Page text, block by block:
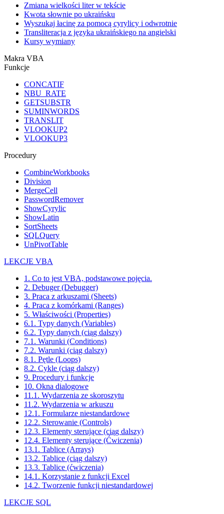
Zmiana wielkości liter w tekście
Kwota słownie po ukraińsku
Wyszukaj łacinę za pomocą cyrylicy i odwrotnie
Transliteracja z języka ukraińskiego na angielski
Kursy wymiany
Makra VBA
Funkcje
CONCATIF
NBU_RATE
GETSUBSTR
SUMINWORDS
TRANSLIT
VLOOKUP2
VLOOKUP3
Procedury
CombineWorkbooks
Division
MergeCell
PasswordRemover
ShowCyrylic
ShowLatin
SortSheets
SQLQuery
UnPivotTable
LEKCJE VBA
1. Co to jest VBA, podstawowe pojęcia.
2. Debuger (Debugger)
3. Praca z arkuszami (Sheets)
4. Praca z komórkami (Ranges)
5. Właściwości (Properties)
6.1. Typy danych (Variables)
6.2. Typy danych (ciąg dalszy)
7.1. Warunki (Conditions)
7.2. Warunki (ciąg dalszy)
8.1. Pętle (Loops)
8.2. Cykle (ciąg dalszy)
9. Procedury i funkcje
10. Okna dialogowe
11.1. Wydarzenia ze skoroszytu
11.2. Wydarzenia w arkuszu
12.1. Formularze niestandardowe
12.2. Sterowanie (Controls)
12.3. Elementy sterujące (ciąg dalszy)
12.4. Elementy sterujące (Ćwiczenia)
13.1. Tablice (Arrays)
13.2. Tablice (ciąg dalszy)
13.3. Tablice (ćwiczenia)
14.1. Korzystanie z funkcji Excel
14.2. Tworzenie funkcji niestandardowej
LEKCJE SQL